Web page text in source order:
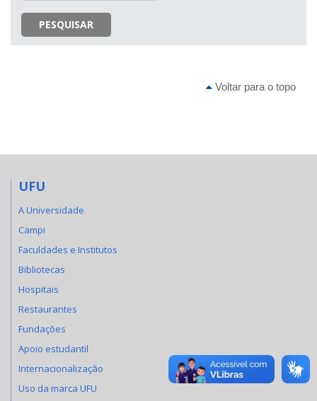
PESQUISAR
Voltar para o topo
UFU
A Universidade
Campi
Faculdades e Institutos
Bibliotecas
Hospitais
Restaurantes
Fundações
Apoio estudantil
Internacionalização
Uso da marca UFU